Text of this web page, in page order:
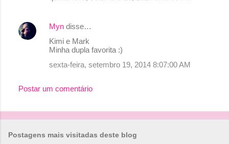
n
i
Myn disse…
Kimi e Mark
Minha dupla favorita :)
sexta-feira, setembro 19, 2014 8:07:00 AM
Postar um comentário
Postagens mais visitadas deste blog